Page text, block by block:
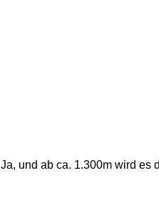
Ja, und ab ca. 1.300m wird es